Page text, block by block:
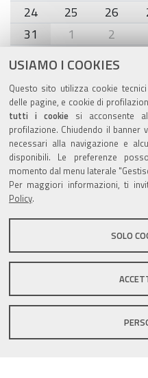
USIAMO I COOKIES
Questo sito utilizza cookie
delle pagine, e cookie di
tutti i cookiesi acconsente
profilazione. Chiudendo il
necessari alla navigazione e
disponibili. Le preferenze
momento dal menu laterale
Per maggiori informazioni, ti
Policy.
SOLO
24
25 26
31
1 2
Agenda eventi
torna alla sezione
Sito istituzionale
DPO|